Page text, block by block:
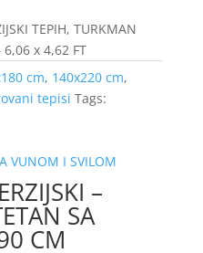
TEPIH, TURKMAN
6,06 x 4,62 FT
cm, 140x220 cm,
tepisi Tags:
–
SA
CM